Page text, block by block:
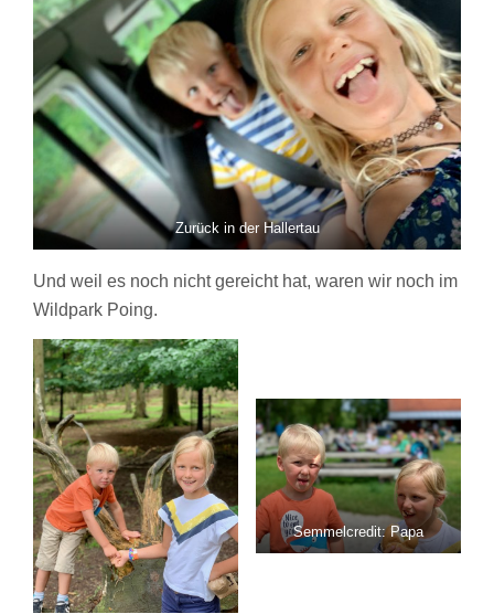
Zurück in der Hallertau
Und weil es noch nicht gereicht hat, waren wir noch im
Wildpark Poing.
Semmelcredit: Papa